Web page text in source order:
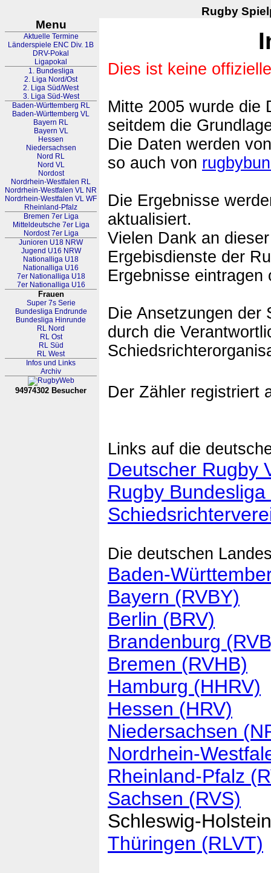
Rugby
Menu
Aktuelle Termine
Länderspiele ENC Div. 1B
DRV-Pokal
Ligapokal
1. Bundesliga
2. Liga Nord/Ost
2. Liga Süd/West
3. Liga Süd-West
Baden-Württemberg RL
Baden-Württemberg VL
Bayern RL
Bayern VL
Hessen
Niedersachsen
Nord RL
Nord VL
Nordost
Nordrhein-Westfalen RL
Nordrhein-Westfalen VL NR
Nordrhein-Westfalen VL WF
Rheinland-Pfalz
Bremen 7er Liga
Mitteldeutsche 7er Liga
Nordost 7er Liga
Junioren U18 NRW
Jugend U16 NRW
Nationalliga U18
Nationalliga U16
7er Nationalliga U18
7er Nationalliga U16
Frauen
Super 7s Serie
Bundesliga Endrunde
Bundesliga Hinrunde
RL Nord
RL Ost
RL Süd
RL West
Infos und Links
Archiv
94974302 Besucher
Dies ist keine
Mitte 2005 wurde die
seitdem die
Die Daten werden
so auch von
Die Ergebnisse
aktualisiert.
Vielen Dank an
Ergebisdienste der
Ergebnisse eintragen
Die Ansetzungen der
durch die
Der Zähler registriert
Links auf die
Deutscher Rugby
Rugby Bundesliga
Die deutschen
Baden-
Bayern (RVBY)
Berlin (BRV)
Brandenburg
Bremen (RVHB)
Hamburg (HHRV)
Hessen (HRV)
Niedersachsen
Nordrhein-
Rheinland-Pfalz
Sachsen (RVS)
Schleswig-
Thüringen (RLVT)